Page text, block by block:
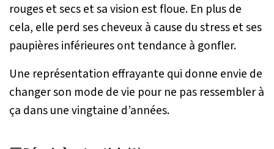
rouges et secs et sa vision est floue. En plus de
cela, elle perd ses cheveux à cause du stress et ses
paupières inférieures ont tendance à gonfler.
Une représentation effrayante qui donne envie de
changer son mode de vie pour ne pas ressembler à
ça dans une vingtaine d’années.